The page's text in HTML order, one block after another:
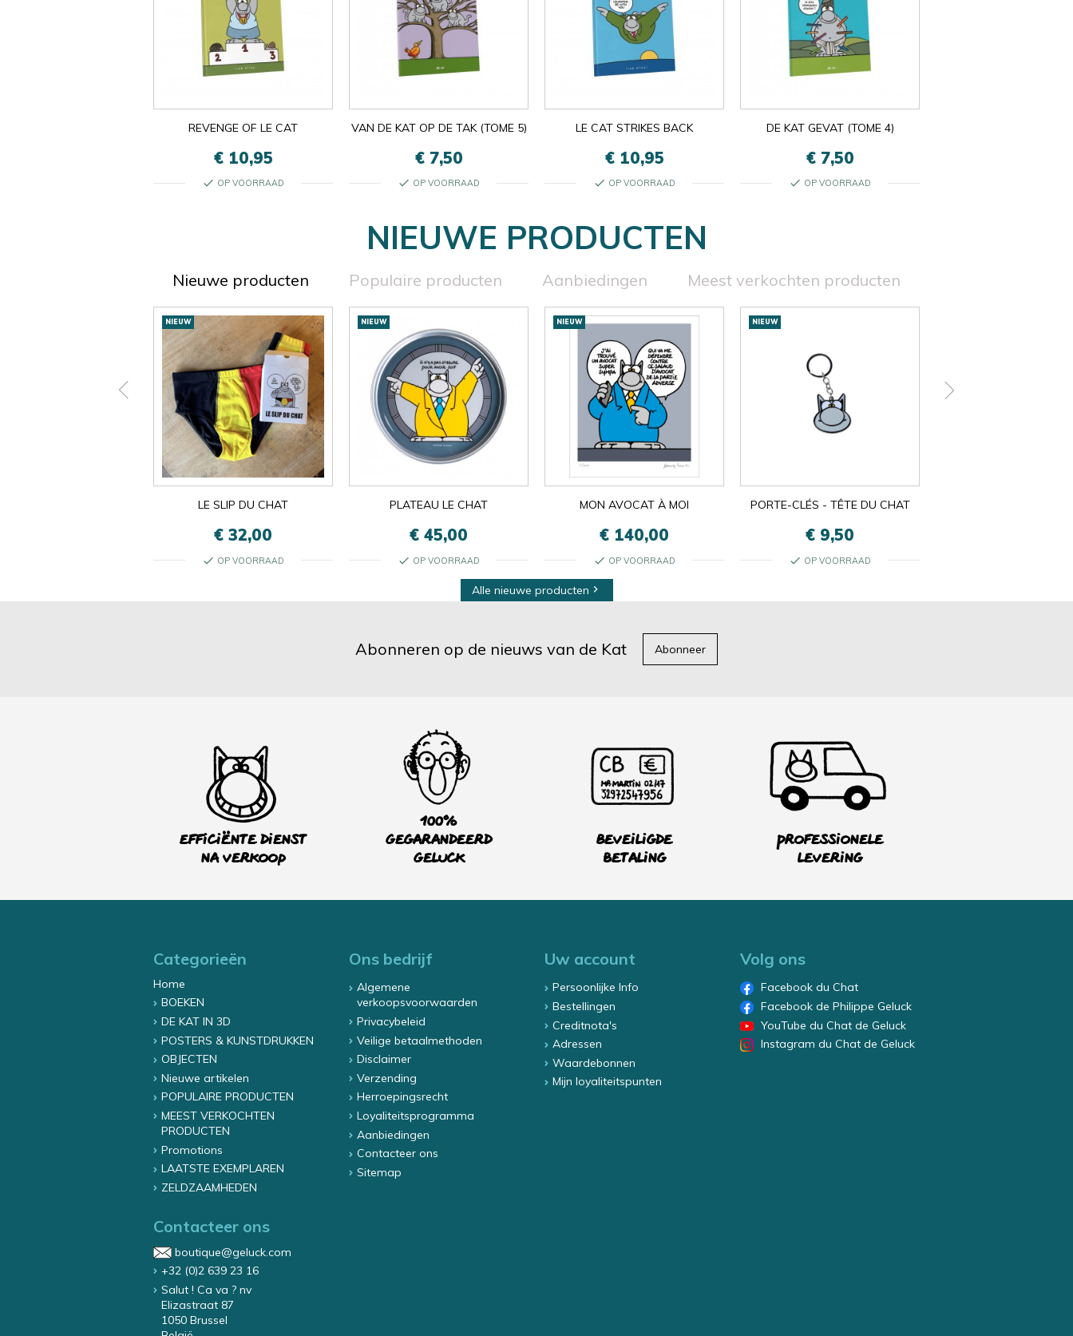
REVENGE OF LE CAT
€ 10,95
check OP VOORRAAD
VAN DE KAT OP DE TAK (TOME 5)
€ 7,50
check OP VOORRAAD
LE CAT STRIKES BACK
€ 10,95
check OP VOORRAAD
DE KAT GEVAT (TOME 4)
€ 7,50
check OP VOORRAAD
NIEUWE PRODUCTEN
Nieuwe producten Populaire producten Aanbiedingen
Meest verkochten producten
Nieuwe
producten
NIEUW
LE SLIP DU CHAT
€ 32,00
check OP VOORRAAD
NIEUW
PLATEAU LE CHAT
€ 45,00
check OP VOORRAAD
NIEUW
MON AVOCAT À MOI
€ 140,00
check OP VOORRAAD
NIEUW
PORTE-CLÉS - TÊTE DU CHAT
€ 9,50
check OP VOORRAAD
Alle nieuwe producten 
Abonneren op de nieuws van de Kat Abonneer
Efficiënte dienst
na verkoop
100%
Gegarandeerd
Geluck
Beveiligde
betaling
Professionele
levering
Categorieën
Home
BOEKEN
DE KAT IN 3D
POSTERS & KUNSTDRUKKEN
OBJECTEN
Nieuwe artikelen
POPULAIRE PRODUCTEN
MEEST VERKOCHTEN
PRODUCTEN
Promotions
LAATSTE EXEMPLAREN
ZELDZAAMHEDEN
Ons bedrijf
Algemene
verkoopsvoorwaarden
Privacybeleid
Veilige betaalmethoden
Disclaimer
Verzending
Herroepingsrecht
Loyaliteitsprogramma
Aanbiedingen
Contacteer ons
Sitemap
Uw account
Persoonlijke Info
Bestellingen
Creditnota's
Adressen
Waardebonnen
Mijn loyaliteitspunten
Volg ons
Facebook du Chat
Facebook de Philippe Geluck
YouTube du Chat de Geluck
Instagram du Chat de Geluck
Contacteer ons
boutique@geluck.com
+32 (0)2 639 23 16
Salut ! Ca va ? nv
Elizastraat 87
1050 Brussel